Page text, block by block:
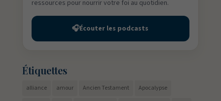
ressources pour nourrir votre foi au quotidien.
🎧Écouter les podcasts
Étiquettes
alliance amour Ancien Testament Apocalypse